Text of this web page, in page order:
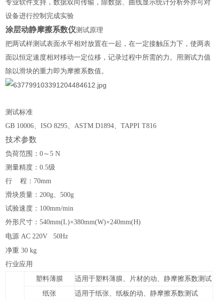
专业软件支持，数据双向传输，除数据、曲线显示统计分析外亦可对
设备进行控制完成实验
涂层动静摩擦系数仪测试原理
把两试样测试表面水平相对放置在一起，在一定接触压力下，使两表
面以恒定速度相对移动一定位移，记录过程中所需的力。用测试力值
除以滑块的重力即为摩擦系数值。
测试标准
GB 10006、ISO 8295、ASTM D1894、TAPPI T816
技术参数
负荷范围：0～5 N
测量精度：0.5级
行 程：70mm
滑块质量：200g、500g
试验速度：100mm/min
外形尺寸：540mm(L)×380mm(W)×240mm(H)
电源 AC 220V 50Hz
净重 30 kg
行业应用
塑料薄膜 适用于塑料薄膜、 片材的动、静摩擦系数测试
纸张
适用于纸张、纸板的动、静摩擦系数测试